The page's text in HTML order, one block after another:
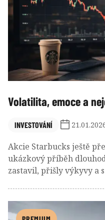
Volatilita, emoce a
INVESTOVÁNÍ
Akcie Starbucks ještě
ukázkový příběh
zastavil, přišly výkyvy a
maniodepresivní a proč